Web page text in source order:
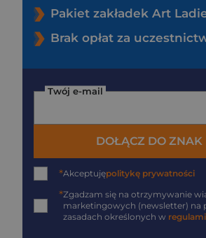
Pakiet zakładek Art
Brak opłat za
Twój e-mail
DOŁĄCZ DO ZNAK
*Akceptujępolitykę prywatności
*Zgadzam się na otrzymywanie
marketingowych (newsletter) na
zasadach określonych w